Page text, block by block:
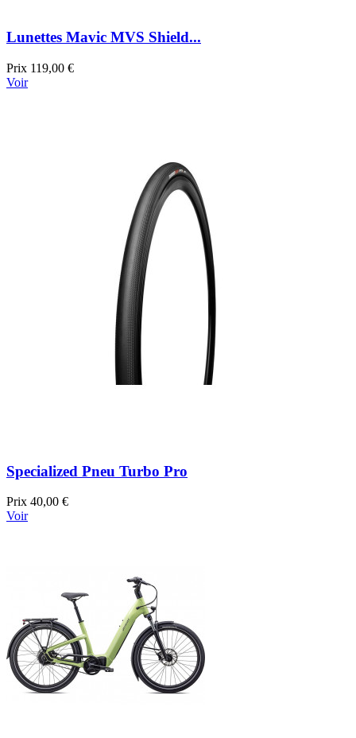
Lunettes Mavic MVS Shield...
Prix 119,00 €
Voir
Specialized Pneu Turbo Pro
Prix 40,00 €
Voir